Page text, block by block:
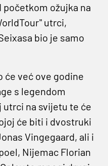
početkom ožujka na
utrci,
bio je samo
će već ove godine
s legendom
utrci na svijetu te će
će biti i dvostruki
Vingegaard, ali i
Nijemac Florian